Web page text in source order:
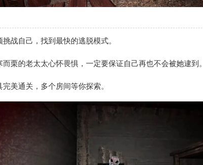
战自己，找到最快的逃脱模式。
栗的老太太心怀畏惧，一定要保证自己再也不会被她逮到。
美通关，多个房间等你探索。